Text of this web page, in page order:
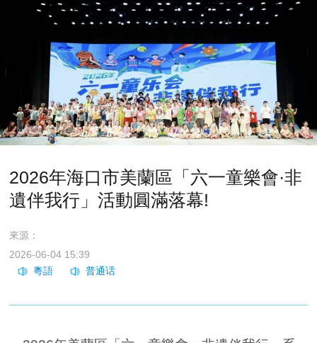
2026年海口市美蘭區「六一童樂會·非
遺伴我行」活動圓滿落幕!
來源：
2026-06-04 15:39